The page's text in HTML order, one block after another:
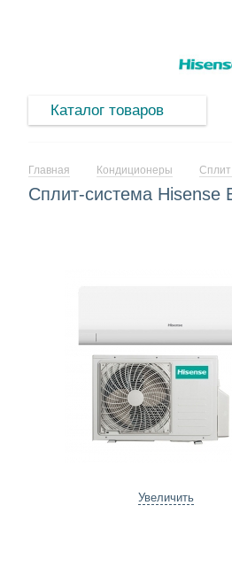
Каталог товаров
Главная Кондиционеры
Сплит-система Hisense
Увеличить